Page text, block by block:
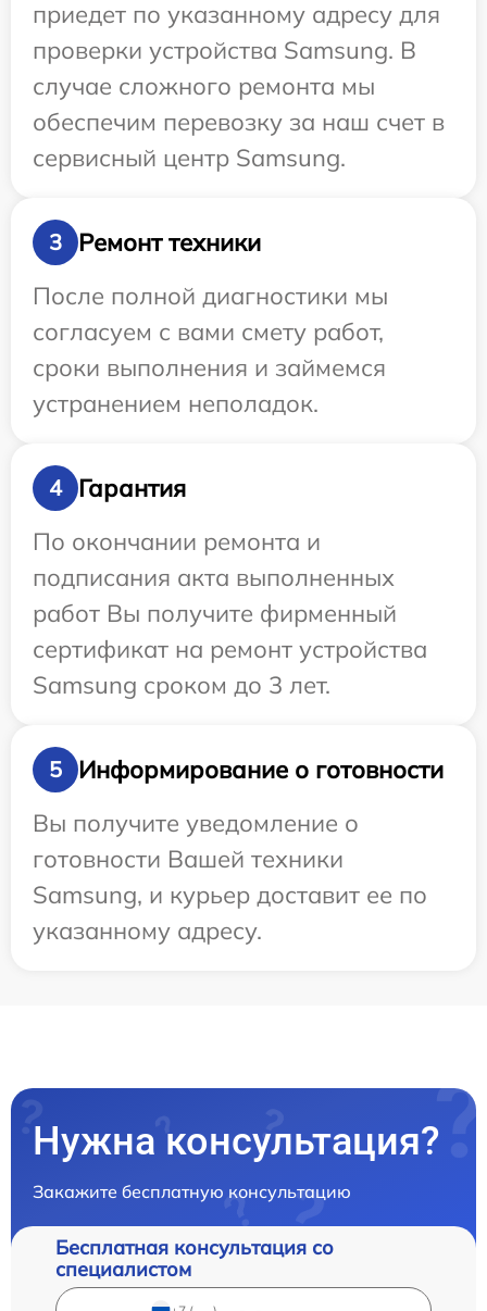
приедет по указанному адресу для
проверки устройства Samsung. В
случае сложного ремонта мы
обеспечим перевозку за наш счет в
сервисный центр Samsung.
3
Ремонт техники
После полной диагностики мы
согласуем с вами смету работ,
сроки выполнения и займемся
устранением неполадок.
4
Гарантия
По окончании ремонта и
подписания акта выполненных
работ Вы получите фирменный
сертификат на ремонт устройства
Samsung сроком до 3 лет.
5
Информирование о готовности
Вы получите уведомление о
готовности Вашей техники
Samsung, и курьер доставит ее по
указанному адресу.
Нужна консультация?
Закажите бесплатную консультацию
Бесплатная консультация со
специалистом